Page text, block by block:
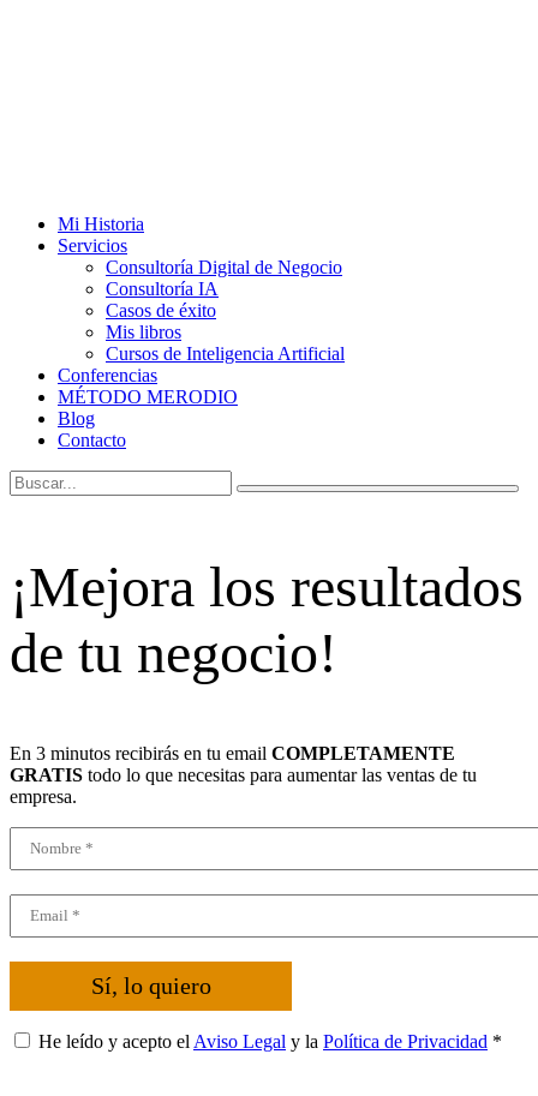
Mi Historia
Servicios
Consultoría Digital de Negocio
Consultoría IA
Casos de éxito
Mis libros
Cursos de Inteligencia Artificial
Conferencias
MÉTODO MERODIO
Blog
Contacto
¡Mejora los resultados
de tu negocio!
En 3 minutos recibirás en tu email COMPLETAMENTE
GRATIS todo lo que necesitas para aumentar las ventas de tu
empresa.
Sí, lo quiero
He leído y acepto el Aviso Legal y la Política de Privacidad *